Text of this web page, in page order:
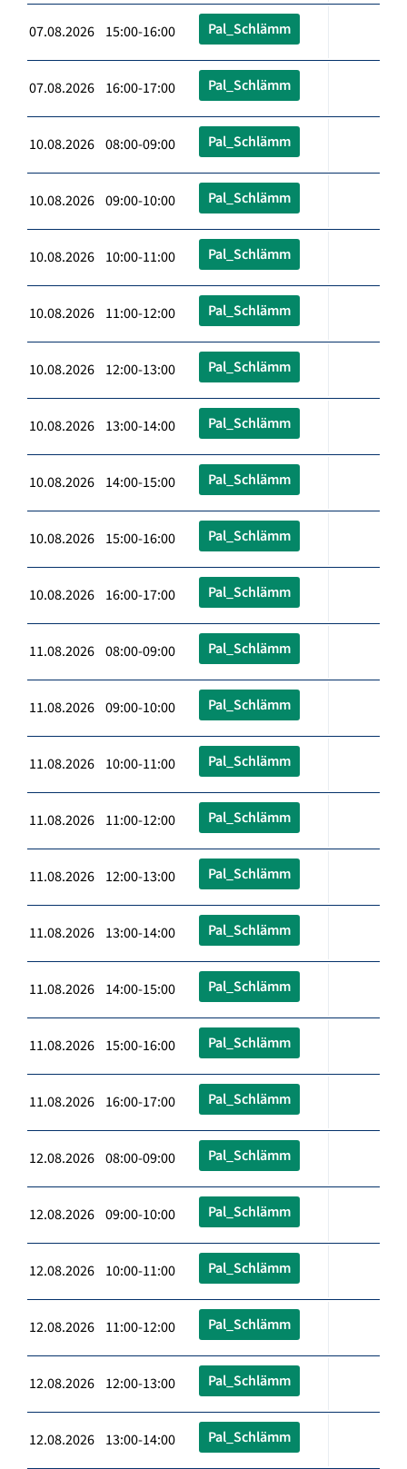
07.08.2026 15:00-16:00 Pal_Schlämm
07.08.2026 16:00-17:00 Pal_Schlämm
10.08.2026 08:00-09:00 Pal_Schlämm
10.08.2026 09:00-10:00 Pal_Schlämm
10.08.2026 10:00-11:00 Pal_Schlämm
10.08.2026 11:00-12:00 Pal_Schlämm
10.08.2026 12:00-13:00 Pal_Schlämm
10.08.2026 13:00-14:00 Pal_Schlämm
10.08.2026 14:00-15:00 Pal_Schlämm
10.08.2026 15:00-16:00 Pal_Schlämm
10.08.2026 16:00-17:00 Pal_Schlämm
11.08.2026 08:00-09:00 Pal_Schlämm
11.08.2026 09:00-10:00 Pal_Schlämm
11.08.2026 10:00-11:00 Pal_Schlämm
11.08.2026 11:00-12:00 Pal_Schlämm
11.08.2026 12:00-13:00 Pal_Schlämm
11.08.2026 13:00-14:00 Pal_Schlämm
11.08.2026 14:00-15:00 Pal_Schlämm
11.08.2026 15:00-16:00 Pal_Schlämm
11.08.2026 16:00-17:00 Pal_Schlämm
12.08.2026 08:00-09:00 Pal_Schlämm
12.08.2026 09:00-10:00 Pal_Schlämm
12.08.2026 10:00-11:00 Pal_Schlämm
12.08.2026 11:00-12:00 Pal_Schlämm
12.08.2026 12:00-13:00 Pal_Schlämm
12.08.2026 13:00-14:00 Pal_Schlämm